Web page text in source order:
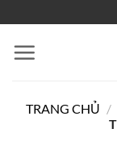
qua
nội
TRANG CHỦ /